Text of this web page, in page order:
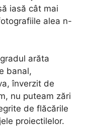
iasă cât mai
alea n-
arăta
banal,
înverzit de
nu puteam zări
de flăcările
proiectilelor.